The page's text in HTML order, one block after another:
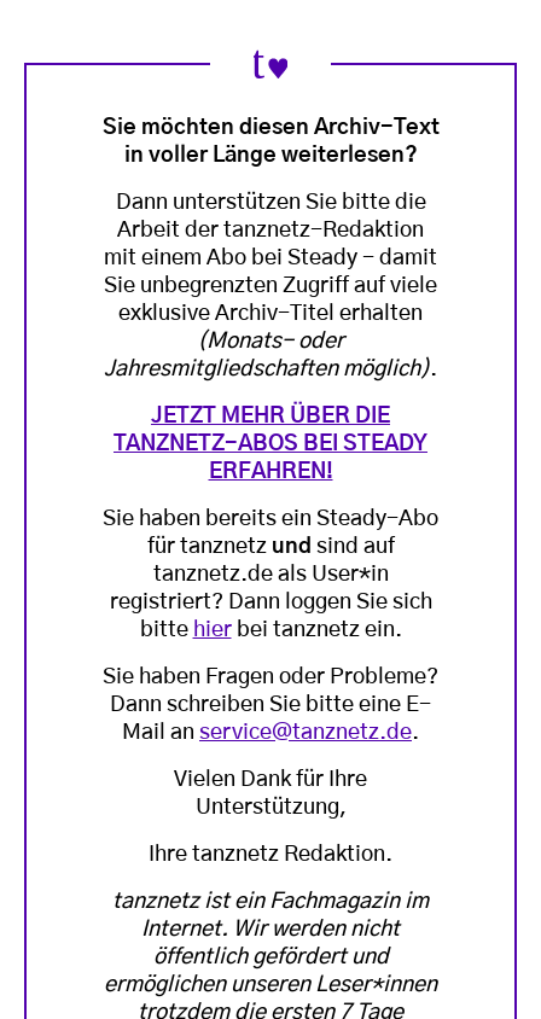
Sie möchten diesen Archiv-Text
in voller Länge weiterlesen?
Dann unterstützen Sie bitte die
Arbeit der tanznetz-Redaktion
mit einem Abo bei Steady - damit
Sie unbegrenzten Zugriff auf viele
exklusive Archiv-Titel erhalten
(Monats- oder
Jahresmitgliedschaften möglich).
JETZT MEHR ÜBER DIE
TANZNETZ-ABOS BEI STEADY
ERFAHREN!
Sie haben bereits ein Steady-Abo
für tanznetz und sind auf
tanznetz.de als User*in
registriert? Dann loggen Sie sich
bitte hierbei tanznetz ein.
Sie haben Fragen oder Probleme?
Dann schreiben Sie bitte eine E-
Mail an service@tanznetz.de.
Vielen Dank für Ihre
Unterstützung,
Ihre tanznetz Redaktion.
tanznetz ist ein Fachmagazin im
Internet. Wir werden nicht
öffentlich gefördert und
ermöglichen unseren Leser*innen
trotzdem die ersten 7 Tage